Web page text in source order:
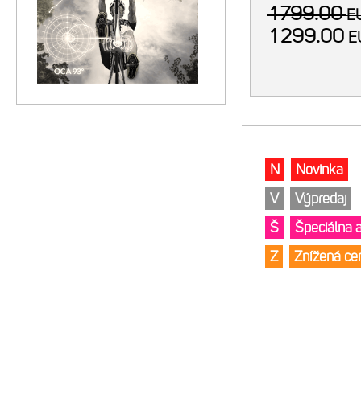
1 799.00
1 299.00
N
Novinka
V
Výpredaj
Š
Špeciálna
Z
Znížená